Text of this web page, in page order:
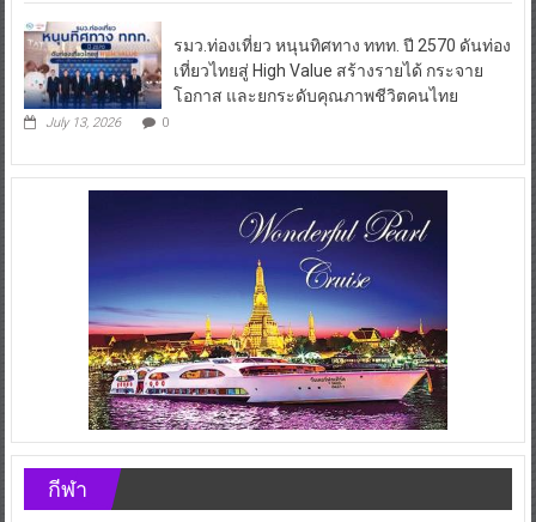
รมว.ท่องเที่ยว หนุนทิศทาง ททท. ปี 2570 ดันท่อง
เที่ยวไทยสู่ High Value สร้างรายได้ กระจาย
โอกาส และยกระดับคุณภาพชีวิตคนไทย
July 13, 2026 0
กีฬา